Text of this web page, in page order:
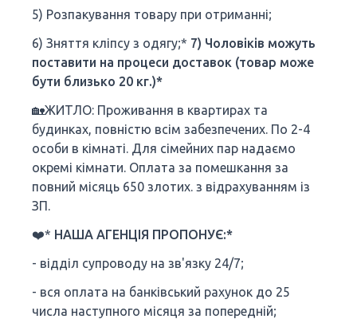
5) Розпакування товару при отриманні;
6) Зняття кліпсу з одягу;* 7) Чоловіків можуть
поставити на процеси доставок (товар може
бути близько 20 кг.)*
🏡ЖИТЛО: Проживання в квартирах та
будинках, повністю всім забезпечених. По 2-4
особи в кімнаті. Для сімейних пар надаємо
окремі кімнати. Оплата за помешкання за
повний місяць 650 злотих. з відрахуванням із
ЗП.
❤️* НАША АГЕНЦІЯ ПРОПОНУЄ:*
- відділ супроводу на зв'язку 24/7;
- вся оплата на банківський рахунок до 25
числа наступного місяця за попередній;